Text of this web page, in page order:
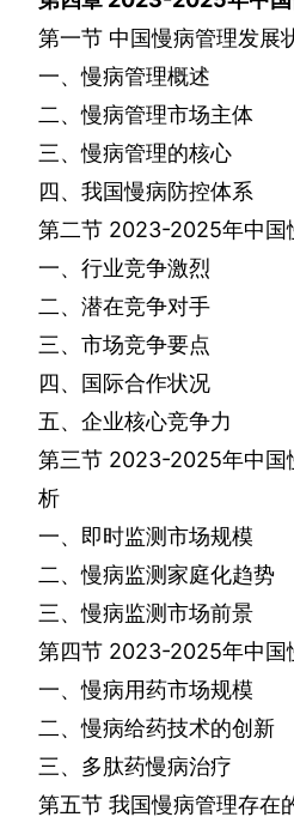
第一节 中国慢病管理发展
一、慢病管理概述
二、慢病管理市场主体
三、慢病管理的核心
四、我国慢病防控体系
第二节 2023-2025年中国
一、行业竞争激烈
二、潜在竞争对手
三、市场竞争要点
四、国际合作状况
五、企业核心竞争力
第三节 2023-2025年中国
析
一、即时监测市场规模
二、慢病监测家庭化趋势
三、慢病监测市场前景
第四节 2023-2025年中国
一、慢病用药市场规模
二、慢病给药技术的创新
三、多肽药慢病治疗
第五节 我国慢病管理存在